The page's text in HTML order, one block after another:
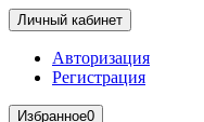
Личный кабинет
Авторизация
Регистрация
Избранное0